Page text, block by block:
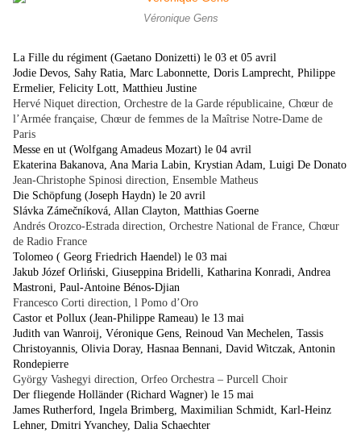
Véronique Gens
La Fille du régiment (Gaetano Donizetti) le 03 et 05 avril
Jodie Devos, Sahy Ratia, Marc Labonnette, Doris Lamprecht, Philippe
Ermelier, Felicity Lott, Matthieu Justine
Hervé Niquet direction, Orchestre de la Garde républicaine, Chœur de
l’Armée française, Chœur de femmes de la Maîtrise Notre-Dame de
Paris
Messe en ut (Wolfgang Amadeus Mozart) le 04 avril
Ekaterina Bakanova, Ana Maria Labin, Krystian Adam, Luigi De Donato
Jean-Christophe Spinosi direction, Ensemble Matheus
Die Schöpfung (Joseph Haydn) le 20 avril
Slávka Zámečníková, Allan Clayton, Matthias Goerne
Andrés Orozco-Estrada direction, Orchestre National de France, Chœur
de Radio France
Tolomeo ( Georg Friedrich Haendel) le 03 mai
Jakub Józef Orliński, Giuseppina Bridelli, Katharina Konradi, Andrea
Mastroni, Paul-Antoine Bénos-Djian
Francesco Corti direction, l Pomo d’Oro
Castor et Pollux (Jean-Philippe Rameau) le 13 mai
Judith van Wanroij, Véronique Gens, Reinoud Van Mechelen, Tassis
Christoyannis, Olivia Doray, Hasnaa Bennani, David Witczak, Antonin
Rondepierre
György Vashegyi direction, Orfeo Orchestra – Purcell Choir
Der fliegende Holländer (Richard Wagner) le 15 mai
James Rutherford, Ingela Brimberg, Maximilian Schmidt, Karl-Heinz
Lehner, Dmitri Yvanchey, Dalia Schaechter